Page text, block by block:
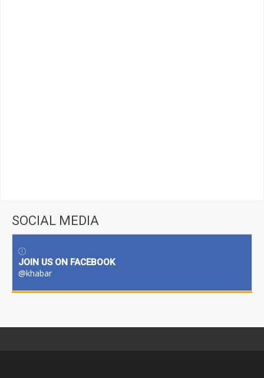
SOCIAL MEDIA
JOIN US ON FACEBOOK
@khabar